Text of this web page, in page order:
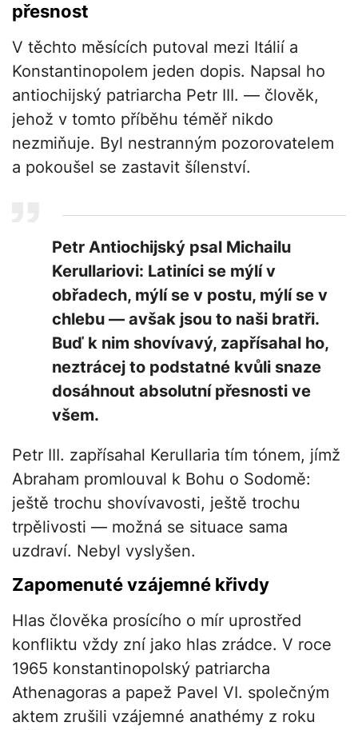
přesnost
V těchto měsících putoval mezi Itálií a
Konstantinopolem jeden dopis. Napsal ho
antiochijský patriarcha Petr III. — člověk,
jehož v tomto příběhu téměř nikdo
nezmiňuje. Byl nestranným pozorovatelem
a pokoušel se zastavit šílenství.
Petr Antiochijský psal Michailu
Kerullariovi: Latiníci se mýlí v
obřadech, mýlí se v postu, mýlí se v
chlebu — avšak jsou to naši bratři.
Buď k nim shovívavý, zapřísahal ho,
neztrácej to podstatné kvůli snaze
dosáhnout absolutní přesnosti ve
všem.
Petr III. zapřísahal Kerullaria tím tónem, jímž
Abraham promlouval k Bohu o Sodomě:
ještě trochu shovívavosti, ještě trochu
trpělivosti — možná se situace sama
uzdraví. Nebyl vyslyšen.
Zapomenuté vzájemné křivdy
Hlas člověka prosícího o mír uprostřed
konfliktu vždy zní jako hlas zrádce. V roce
1965 konstantinopolský patriarcha
Athenagoras a papež Pavel VI. společným
aktem zrušili vzájemné anathémy z roku